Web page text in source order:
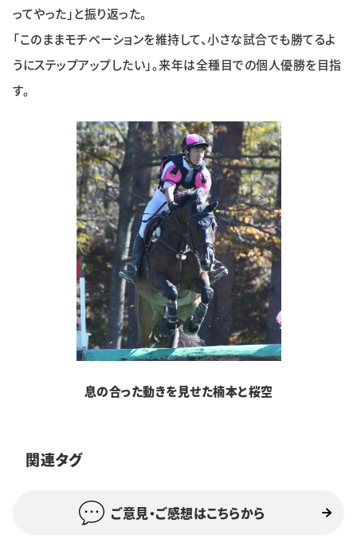
ってやった」と振り返った。
「このままモチベーションを維持して、小さな試合でも勝てるよ
うにステップアップしたい」。来年は全種目での個人優勝を目指
す。
息の合った動きを見せた楠本と桜空
関連タグ
ご意見・ご感想はこちらから